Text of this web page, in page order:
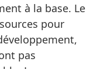
à la base. Le
pour
pas